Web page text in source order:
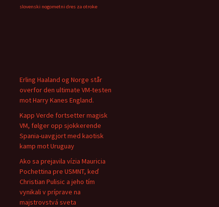
slovenski nogometni dres za otroke
Erling Haaland og Norge står
overfor den ultimate VM-testen
mot Harry Kanes England.
Kapp Verde fortsetter magisk
VM, følger opp sjokkerende
Spania-uavgjort med kaotisk
kamp mot Uruguay
Ako sa prejavila vízia Mauricia
Pochettina pre USMNT, keď
Christian Pulisic a jeho tím
vynikali v príprave na
majstrovstvá sveta